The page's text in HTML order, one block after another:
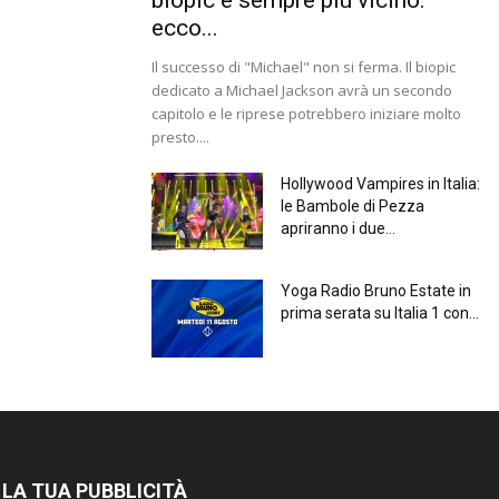
ecco...
Il successo di "Michael" non si ferma. Il biopic
dedicato a Michael Jackson avrà un secondo
capitolo e le riprese potrebbero iniziare molto
presto....
Hollywood Vampires in Italia:
le Bambole di Pezza
apriranno i due...
Yoga Radio Bruno Estate in
prima serata su Italia 1 con...
LA TUA PUBBLICITÀ